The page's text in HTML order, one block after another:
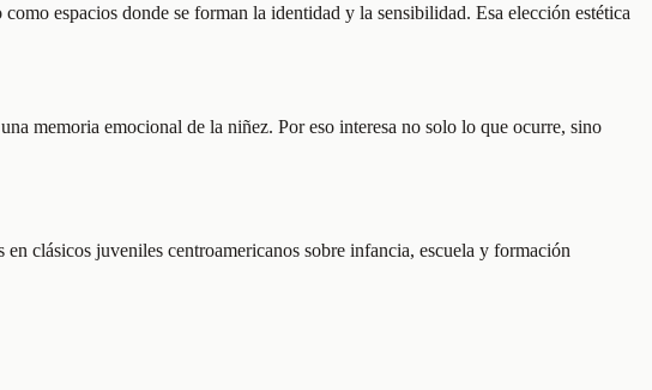
espacios donde se forman la identidad y la sensibilidad. Esa elección estética
memoria emocional de la niñez. Por eso interesa no solo lo que ocurre, sino
clásicos juveniles centroamericanos sobre infancia, escuela y formación